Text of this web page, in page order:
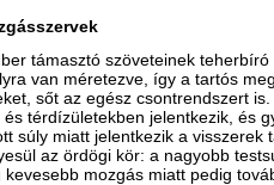
támasztó szöveteinek
van méretezve, így a tartós
sőt az egész csontrendszert
térdízületekben jelentkezik, és
súly miatt jelentkezik a visszerek
az ördögi kör: a nagyobb
kevesebb mozgás miatt pedig